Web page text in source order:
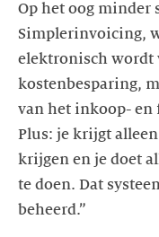
Op het oog minder
Simplerinvoicing,
elektronisch wordt
kostenbesparing,
van het inkoop- en
Plus: je krijgt
krijgen en je doet
te doen. Dat
beheerd.”